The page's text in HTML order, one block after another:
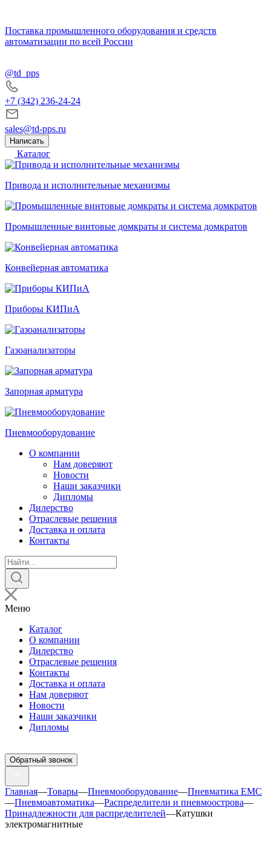
Поставка промышленного оборудования и средств
автоматизации по всей России
@td_pps
+7 (342) 236-24-24
sales@td-pps.ru
Написать
Каталог
Привода и исполнительные механизмы
Промышленные винтовые домкраты и система домкратов
Конвейерная автоматика
Приборы КИПиА
Газоанализаторы
Запорная арматура
Пневмооборудование
О компании
Нам доверяют
Новости
Наши заказчики
Дипломы
Дилерство
Отраслевые решения
Доставка и оплата
Контакты
Поиск
товаров
Меню
Каталог
О компании
Дилерство
Отраслевые решения
Контакты
Доставка и оплата
Нам доверяют
Новости
Наши заказчики
Дипломы
Обратный звонок
Главная—Товары—Пневмооборудование—Пневматика EMC
—Пневмоавтоматика—Распределители и пневмоострова—
Принадлежности для распределителей—Катушки
электромагнитные